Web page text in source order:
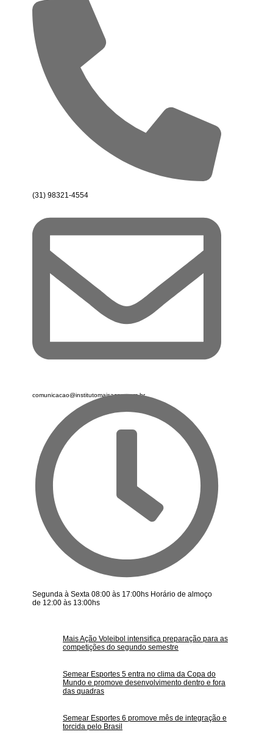
(31) 98321-4554
comunicacao@institutomaisacao.com.br
Segunda à Sexta 08:00 às 17:00hs Horário de almoço
de 12:00 às 13:00hs
Mais Ação Voleibol intensifica preparação para as
competições do segundo semestre
Semear Esportes 5 entra no clima da Copa do
Mundo e promove desenvolvimento dentro e fora
das quadras
Semear Esportes 6 promove mês de integração e
torcida pelo Brasil